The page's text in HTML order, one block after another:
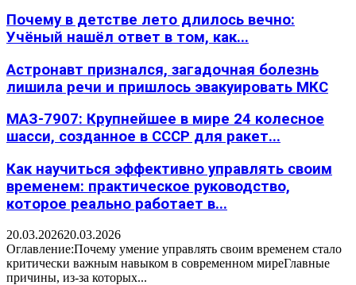
Почему в детстве лето длилось вечно:
Учёный нашёл ответ в том, как...
Астронавт признался, загадочная болезнь
лишила речи и пришлось эвакуировать МКС
МАЗ-7907: Крупнейшее в мире 24 колесное
шасси, созданное в СССР для ракет...
Как научиться эффективно управлять своим
временем: практическое руководство,
которое реально работает в...
20.03.202620.03.2026
Оглавление:Почему умение управлять своим временем стало
критически важным навыком в современном миреГлавные
причины, из-за которых...